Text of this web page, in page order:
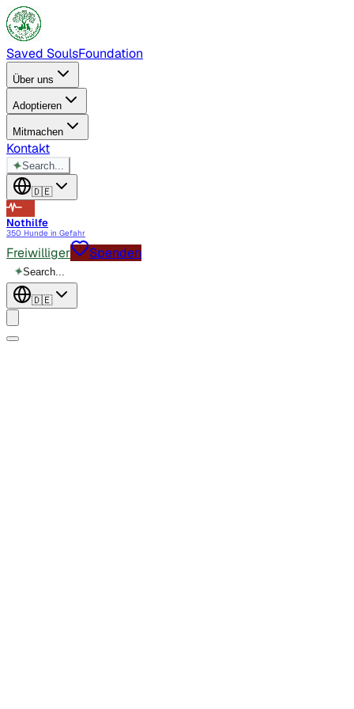
Saved SoulsFoundation
Über uns
Adoptieren
Mitmachen
Kontakt
✦Search...
🇩🇪
Nothilfe
350 Hunde in Gefahr
Freiwilliger Spenden
✦Search...
🇩🇪